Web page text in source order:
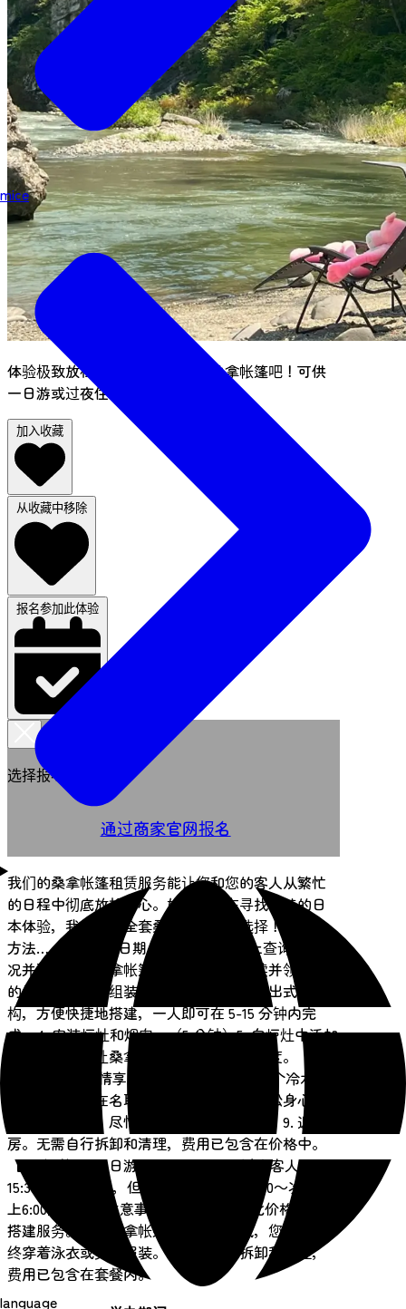
mice
language
体验极致放松，快来租用我们的桑拿帐篷吧！可供
一日游或过夜住宿。
加入收藏
从收藏中移除
报名参加此体验
选择报名方式
通过商家官网报名
我们的桑拿帐篷租赁服务能让您和您的客人从繁忙
的日程中彻底放松身心。如果您正在寻找独特的日
本体验，我们提供全套桑拿设备供您选择！【使用
方法……】1. 选择日期，在我们的网站上查询空房情
况并预订您的桑拿帐篷！2. 办理入住手续并领取您
的桑拿套餐。3. 组装桑拿帐篷。它采用弹出式结
构，方便快捷地搭建，一人即可在 5-15 分钟内完
成。4. 安装炉灶和烟囱。（5 分钟）5. 向炉灶中添加
木柴并生火。让桑拿房预热至您所需的温度。（30-
60 分钟）6. 尽情享受您的桑拿体验！7. 冲个冷水澡
降降温，或者在名取川中畅游一番！8. 放松身心，
感受微风拂面。尽情享受秋生温泉的美景。9. 退
房。无需自行拆卸和清理，费用已包含在价格中。
【开放时间】一日游：11:30～16:00；过夜客人：
15:30～次日10:00，但出于安全考虑，19:30～次日早
上6:00除外。【注意事项】・请注意，此价格不包含
搭建服务。・在桑拿帐篷内及周围区域，您必须始
终穿着泳衣或类似服装。・无需自行拆卸和清理，
费用已包含在套餐内。